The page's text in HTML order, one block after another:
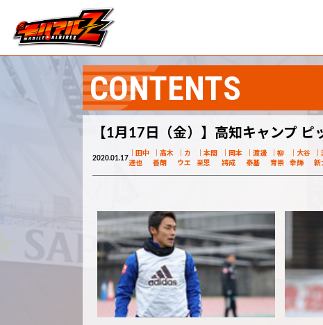
CONTENTS
【1月17日（金）】高知キャンプ ピ
2020.01.17
田中
達也
高木
善朗
カ
ウエ
本間
至恩
岡本
將成
渡邊
泰基
柳
育崇
大谷
幸輝
新